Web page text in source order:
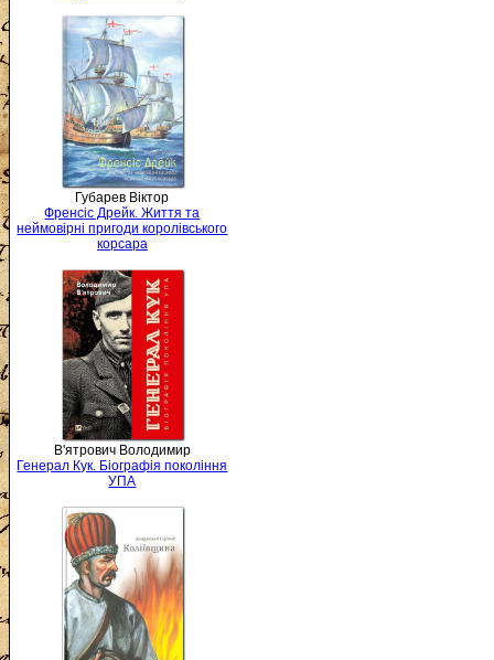
Губарев Віктор
Френсіс Дрейк. Життя та
неймовірні пригоди королівського
корсара
В'ятрович Володимир
Генерал Кук. Біографія покоління
УПА